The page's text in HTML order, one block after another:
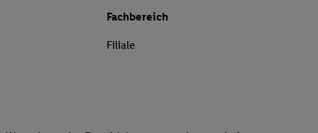
Fachbereich
Filiale